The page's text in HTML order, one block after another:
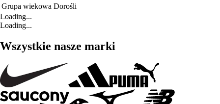
Grupa wiekowa Dorośli
Loading...
Loading...
Wszystkie nasze marki